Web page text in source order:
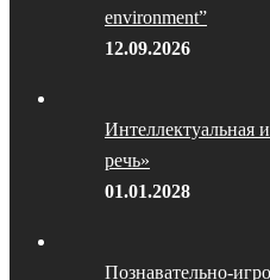
environment”
12.09.2026
Интеллектуальная
речь»
01.01.2028
Познавательно-